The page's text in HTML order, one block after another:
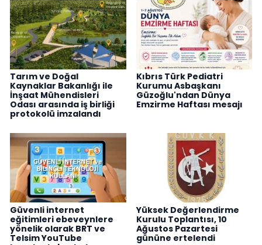
Tarım ve Doğal
Kaynaklar Bakanlığı ile
İnşaat Mühendisleri
Odası arasında iş birliği
protokolü imzalandı
Kıbrıs Türk Pediatri
Kurumu Asbaşkanı
Güzoğlu'ndan Dünya
Emzirme Haftası mesajı
Güvenli internet
eğitimleri ebeveynlere
yönelik olarak BRT ve
Telsim YouTube
Yüksek Değerlendirme
Kurulu Toplantısı, 10
Ağustos Pazartesi
gününe ertelendi